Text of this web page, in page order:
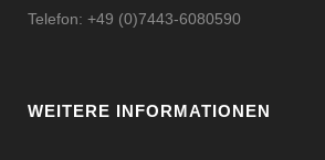
Telefon: +49 (0)7443-6080590
WEITERE INFORMATIONEN